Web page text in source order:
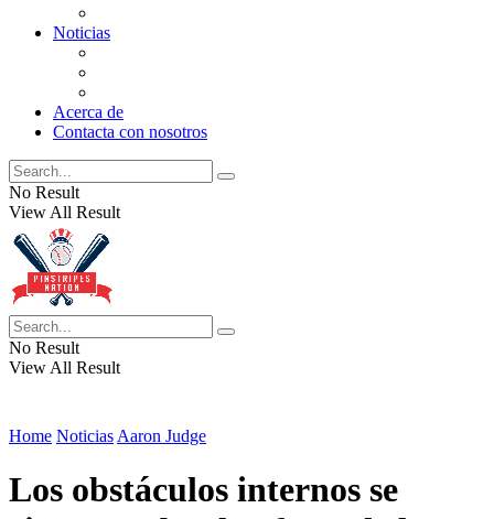
Noticias
Acerca de
Contacta con nosotros
No Result
View All Result
No Result
View All Result
Home Noticias Aaron Judge
Los obstáculos internos se